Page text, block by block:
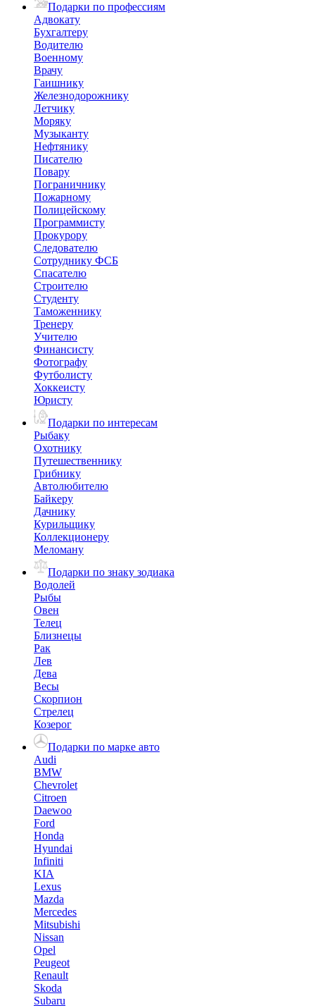
Подарки по профессиям
Адвокату
Бухгалтеру
Водителю
Военному
Врачу
Гаишнику
Железнодорожнику
Летчику
Моряку
Музыканту
Нефтянику
Писателю
Повару
Пограничнику
Пожарному
Полицейскому
Программисту
Прокурору
Следователю
Сотруднику ФСБ
Спасателю
Строителю
Студенту
Таможеннику
Тренеру
Учителю
Финансисту
Фотографу
Футболисту
Хоккеисту
Юристу
Подарки по интересам
Рыбаку
Охотнику
Путешественнику
Грибнику
Автолюбителю
Байкеру
Дачнику
Курильщику
Коллекционеру
Меломану
Подарки по знаку зодиака
Водолей
Рыбы
Овен
Телец
Близнецы
Рак
Лев
Дева
Весы
Скорпион
Стрелец
Козерог
Подарки по марке авто
Audi
BMW
Chevrolet
Citroen
Daewoo
Ford
Honda
Hyundai
Infiniti
KIA
Lexus
Mazda
Mercedes
Mitsubishi
Nissan
Opel
Peugeot
Renault
Skoda
Subaru